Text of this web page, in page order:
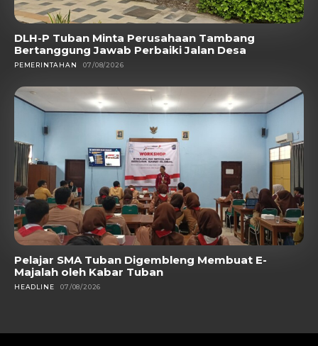
DLH-P Tuban Minta Perusahaan Tambang
Bertanggung Jawab Perbaiki Jalan Desa
PEMERINTAHAN 07/08/2026
Pelajar SMA Tuban Digembleng Membuat E-
Majalah oleh Kabar Tuban
HEADLINE 07/08/2026